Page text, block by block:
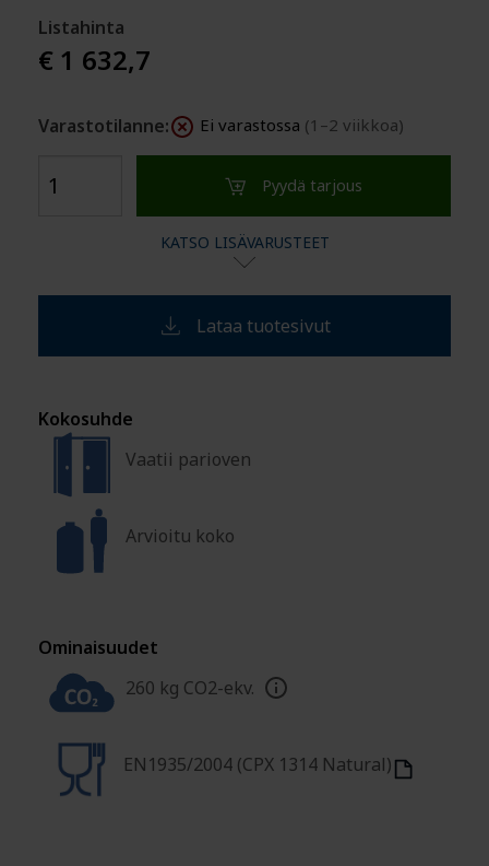
Kokosuhde
Vaatii parioven
Arvioitu koko
Ominaisuudet
260 kg CO2-ekv.
EN1935/2004 (CPX 1314 Natural)
Listahinta
€ 1 632,7
Varastotilanne: Ei varastossa (1–2 viikkoa)
Pyydä tarjous
KATSO LISÄVARUSTEET
Lataa tuotesivut